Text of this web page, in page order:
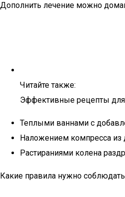
Дополнить лечение можно
Читайте также:
Эффективные рецепты для
Теплыми ваннами с
Наложением компресса из
Растираниями колена
Какие правила нужно